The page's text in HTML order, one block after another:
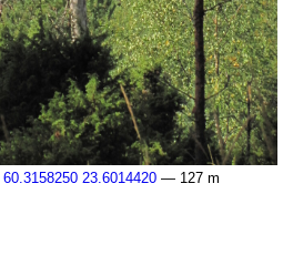
60.3158250 23.6014420 — 127 m